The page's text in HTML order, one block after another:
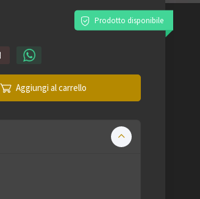
Prodotto disponibile
Aggiungi al carrello